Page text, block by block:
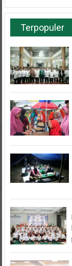
Terpopuler